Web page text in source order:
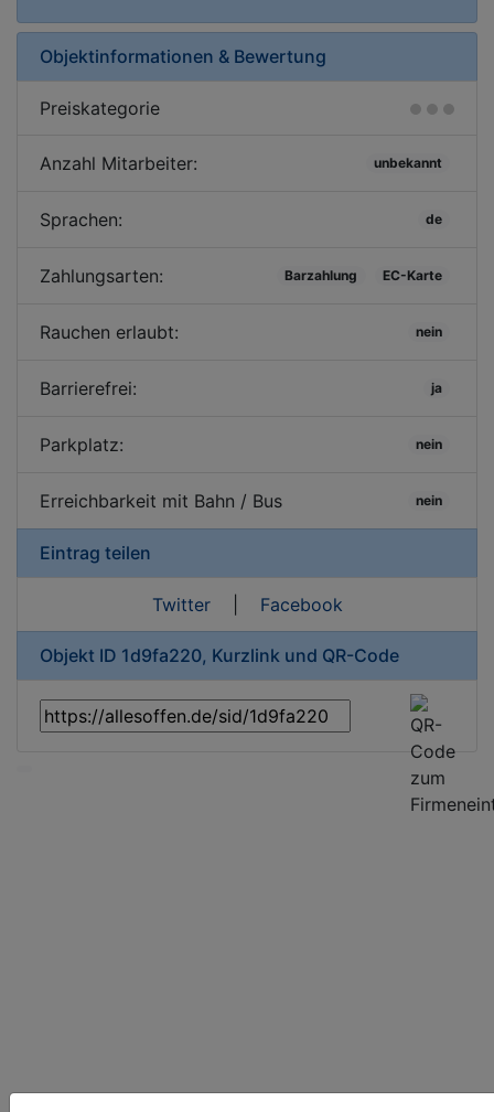
Objektinformationen & Bewertung
Preiskategorie
Anzahl Mitarbeiter: unbekannt
Sprachen: de
Zahlungsarten: Barzahlung EC-Karte
Rauchen erlaubt: nein
Barrierefrei: ja
Parkplatz: nein
Erreichbarkeit mit Bahn / Bus nein
Eintrag teilen
Twitter| Facebook
Objekt ID 1d9fa220, Kurzlink und QR-Code